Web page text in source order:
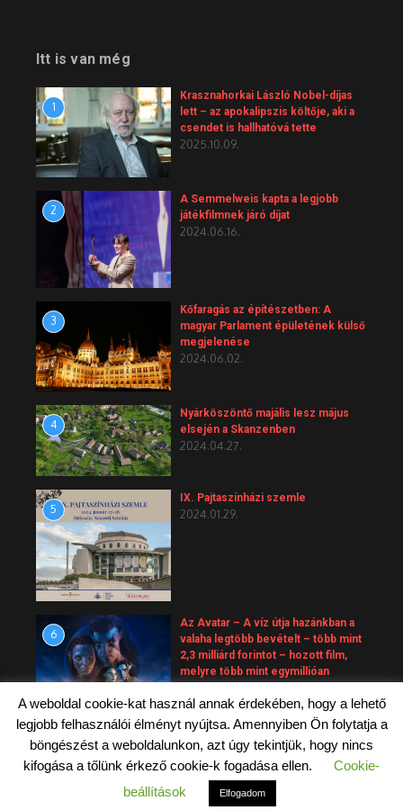
Itt is van még
1
Krasznahorkai László Nobel-díjas
lett – az apokalipszis költője, aki a
csendet is hallhatóvá tette
2025.10.09.
2
A Semmelweis kapta a legjobb
játékfilmnek járó díjat
2024.06.16.
3
Kőfaragás az építészetben: A
magyar Parlament épületének külső
megjelenése
2024.06.02.
4
Nyárköszöntő majális lesz május
elsején a Skanzenben
2024.04.27.
5
IX. Pajtaszínházi szemle
2024.01.29.
6
Az Avatar – A víz útja hazánkban a
valaha legtöbb bevételt – több mint
2,3 milliárd forintot – hozott film,
melyre több mint egymillióan
2023.10.01.
Copyright © 2026 Budapest 5 - Belvárosi magazin
A weboldal cookie-kat használ annak érdekében, hogy a lehető
legjobb felhasználói élményt nyújtsa. Amennyiben Ön folytatja a
böngészést a weboldalunkon, azt úgy tekintjük, hogy nincs
kifogása a tőlünk érkező cookie-k fogadása ellen.
Cookie-
beállítások
Elfogadom